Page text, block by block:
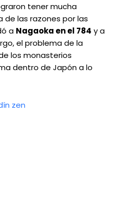
tener mucha
de las razones por las
a Nagaoka en el 784 y a
el problema de la
los monasterios
dentro de Japón a lo